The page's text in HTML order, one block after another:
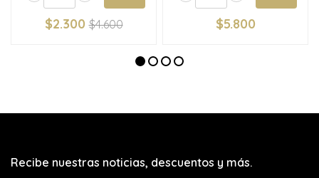
$2.300 $4.600 $5.800
Recibe nuestras noticias, descuentos y más.